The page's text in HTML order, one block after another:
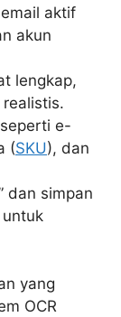
aktif
akun
lengkap,
e-
(SKU), dan
dan simpan
yang
OCR